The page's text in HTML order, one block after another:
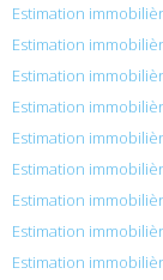
Estimation
Estimation
Estimation
Estimation
Estimation
Estimation
Estimation
Estimation
Estimation